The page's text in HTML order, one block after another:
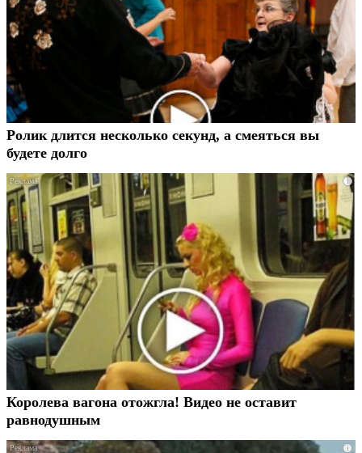
Ролик длится несколько секунд, а смеяться вы
будете долго
i
Королева вагона отожгла! Видео не оставит
равнодушным
i